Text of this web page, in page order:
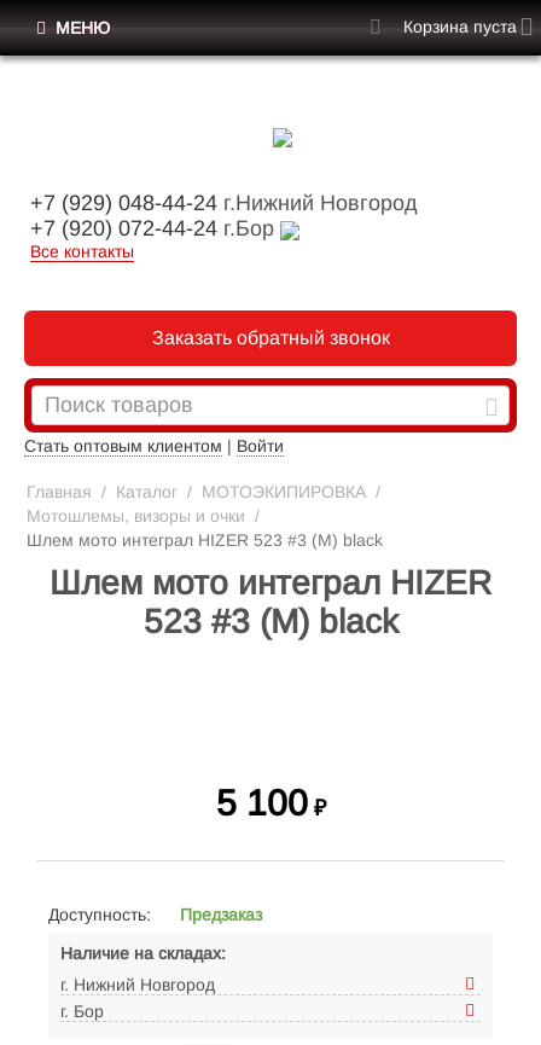
+7 (929) 048-44-24 г.Нижний Новгород
+7 (920) 072-44-24 г.Бор
Все контакты
Заказать обратный звонок
Стать оптовым клиентом | Войти
МЕНЮ Корзина пуста
Главная / Каталог / МОТОЭКИПИРОВКА /
Мотошлемы, визоры и очки /
Шлем мото интеграл HIZER 523 #3 (M) black
Шлем мото интеграл HIZER
523 #3 (M) black
5 100 ₽
Доступность:
Предзаказ
Наличие на складах:
г. Нижний Новгород
г. Бор